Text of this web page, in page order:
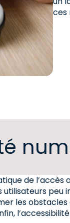
ces
de l’accès
peu
les